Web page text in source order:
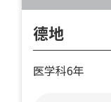
德地
医学科6年